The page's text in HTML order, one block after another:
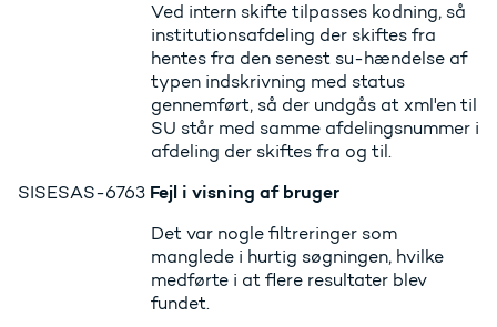
Ved intern skifte tilpasses kodning, så
institutionsafdeling der skiftes fra
hentes fra den senest su-hændelse af
typen indskrivning med status
gennemført, så der undgås at xml'en til
SU står med samme afdelingsnummer i
afdeling der skiftes fra og til.
SISESAS-6763 Fejl i visning af bruger
Det var nogle filtreringer som
manglede i hurtig søgningen, hvilke
medførte i at flere resultater blev
fundet.